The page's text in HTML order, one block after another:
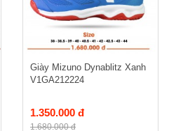
Giày Mizuno Dynablitz Xanh
V1GA212224
1.350.000 đ
1.680.000 đ